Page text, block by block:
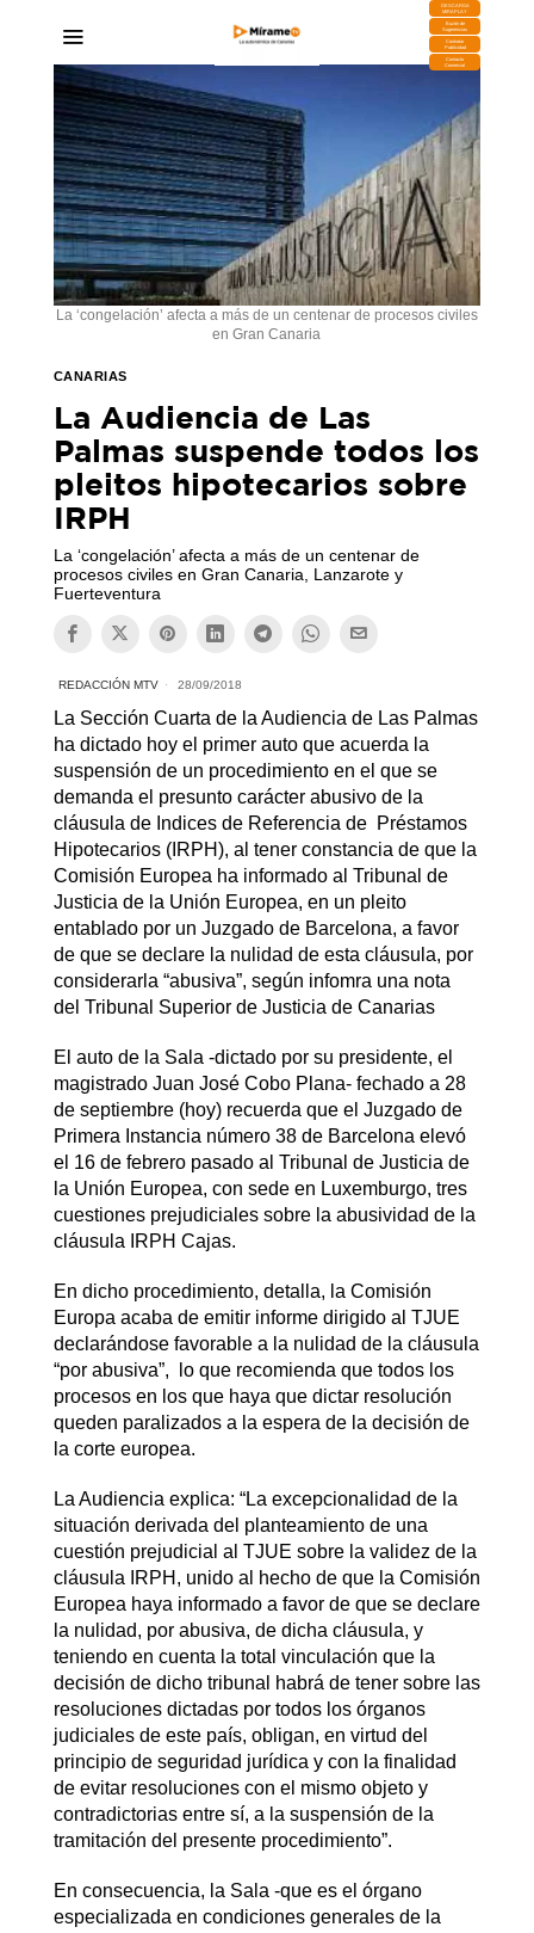
DESCARGA
MIRAPLAY
Buzón de
Sugerencias
Contratar
Publicidad
Contacto
Comercial
La ‘congelación’ afecta a más de un centenar de procesos civiles
en Gran Canaria
CANARIAS
La Audiencia de Las
Palmas suspende todos los
pleitos hipotecarios sobre
IRPH
La ‘congelación’ afecta a más de un centenar de
procesos civiles en Gran Canaria, Lanzarote y
Fuerteventura
REDACCIÓN MTV 28/09/2018
La Sección Cuarta de la Audiencia de Las Palmas
ha dictado hoy el primer auto que acuerda la
suspensión de un procedimiento en el que se
demanda el presunto carácter abusivo de la
cláusula de Indices de Referencia de Préstamos
Hipotecarios (IRPH), al tener constancia de que la
Comisión Europea ha informado al Tribunal de
Justicia de la Unión Europea, en un pleito
entablado por un Juzgado de Barcelona, a favor
de que se declare la nulidad de esta cláusula, por
considerarla “abusiva”, según infomra una nota
del Tribunal Superior de Justicia de Canarias
El auto de la Sala -dictado por su presidente, el
magistrado Juan José Cobo Plana- fechado a 28
de septiembre (hoy) recuerda que el Juzgado de
Primera Instancia número 38 de Barcelona elevó
el 16 de febrero pasado al Tribunal de Justicia de
la Unión Europea, con sede en Luxemburgo, tres
cuestiones prejudiciales sobre la abusividad de la
cláusula IRPH Cajas.
En dicho procedimiento, detalla, la Comisión
Europa acaba de emitir informe dirigido al TJUE
declarándose favorable a la nulidad de la cláusula
“por abusiva”, lo que recomienda que todos los
procesos en los que haya que dictar resolución
queden paralizados a la espera de la decisión de
la corte europea.
La Audiencia explica: “La excepcionalidad de la
situación derivada del planteamiento de una
cuestión prejudicial al TJUE sobre la validez de la
cláusula IRPH, unido al hecho de que la Comisión
Europea haya informado a favor de que se declare
la nulidad, por abusiva, de dicha cláusula, y
teniendo en cuenta la total vinculación que la
decisión de dicho tribunal habrá de tener sobre las
resoluciones dictadas por todos los órganos
judiciales de este país, obligan, en virtud del
principio de seguridad jurídica y con la finalidad
de evitar resoluciones con el mismo objeto y
contradictorias entre sí, a la suspensión de la
tramitación del presente procedimiento”.
En consecuencia, la Sala -que es el órgano
especializada en condiciones generales de la